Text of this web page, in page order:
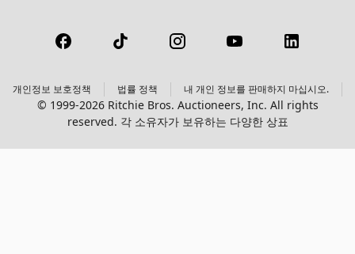
개인정보 보호정책 법률 정책 내 개인 정보를 판매하지 마십시오.
© 1999-2026 Ritchie Bros. Auctioneers, Inc. All rights
reserved. 각 소유자가 보유하는 다양한 상표